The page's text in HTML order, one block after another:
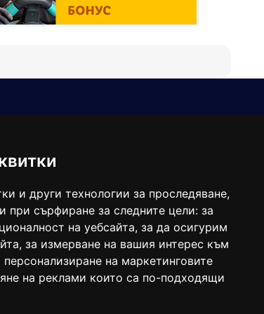
и други технологии за проследяване,
при сърфиране за следните цели: за
на уебсайта, за да осигурим
, за измерване на вашия интерес към
на маркетинговите
на реклами които са по-подходящи